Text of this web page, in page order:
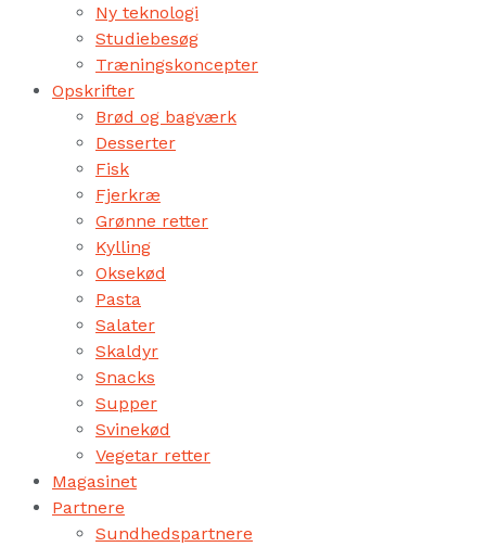
Ny teknologi
Studiebesøg
Træningskoncepter
Opskrifter
Brød og bagværk
Desserter
Fisk
Fjerkræ
Grønne retter
Kylling
Oksekød
Pasta
Salater
Skaldyr
Snacks
Supper
Svinekød
Vegetar retter
Magasinet
Partnere
Sundhedspartnere